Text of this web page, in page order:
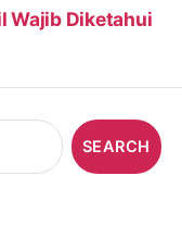
Wajib Diketahui